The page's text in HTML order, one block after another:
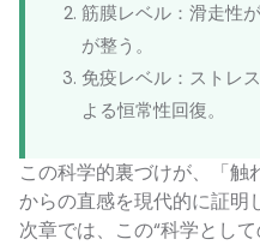
筋膜レベル：滑走性
が整う。
免疫レベル：ストレ
よる恒常性回復。
この科学的裏づけが、「
からの直感を現代的に証明
次章では、この“科学とし